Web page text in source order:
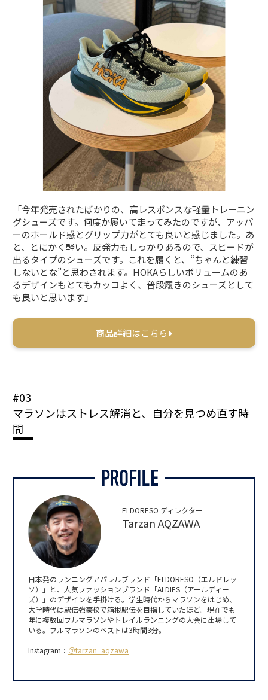
「今年発売されたばかりの、高レスポンスな軽量トレーニン
グシューズです。何度か履いて走ってみたのですが、アッパ
ーのホールド感とグリップ力がとても良いと感じました。あ
と、とにかく軽い。反発力もしっかりあるので、スピードが
出るタイプのシューズです。これを履くと、“ちゃんと練習
しないとな”と思わされます。HOKAらしいボリュームのあ
るデザインもとてもカッコよく、普段履きのシューズとして
も良いと思います」
商品詳細はこちら
#03
マラソンはストレス解消と、自分を見つめ直す時
間
ELDORESO ディレクター
Tarzan AQZAWA
日本発のランニングアパレルブランド「ELDORESO（エルドレッ
ソ）」と、人気ファッションブランド「ALDIES（アールディー
ズ）」のデザインを手掛ける。学生時代からマラソンをはじめ、
大学時代は駅伝強豪校で箱根駅伝を目指していたほど。現在でも
年に複数回フルマラソンやトレイルランニングの大会に出場して
いる。フルマラソンのベストは3時間3分。
Instagram： ＠tarzan_aqzawa